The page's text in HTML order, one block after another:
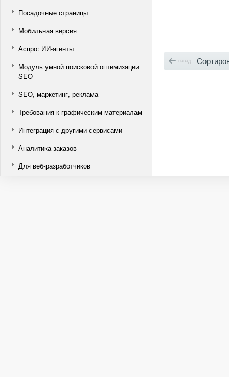
Посадочные страницы
Мобильная версия
Аспро: ИИ-агенты
Модуль умной поисковой оптимизации
SEO
SEO, маркетинг, реклама
Требования к графическим материалам
Интеграция с другими сервисами
Аналитика заказов
Для веб-разработчиков
назад